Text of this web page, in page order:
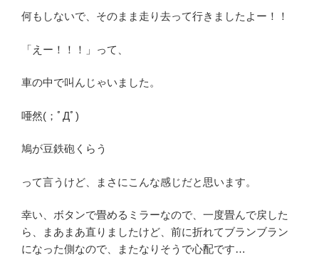
何もしないで、そのまま走り去って行きましたよー！！
「えー！！！」って、
車の中で叫んじゃいました。
唖然(；ﾟДﾟ)
鳩が豆鉄砲くらう
って言うけど、まさにこんな感じだと思います。
幸い、ボタンで畳めるミラーなので、一度畳んで戻した
ら、まあまあ直りましたけど、前に折れてブランブラン
になった側なので、またなりそうで心配です…